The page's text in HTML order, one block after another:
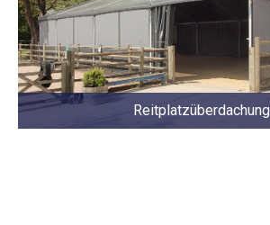
Reitplatzüberdachung